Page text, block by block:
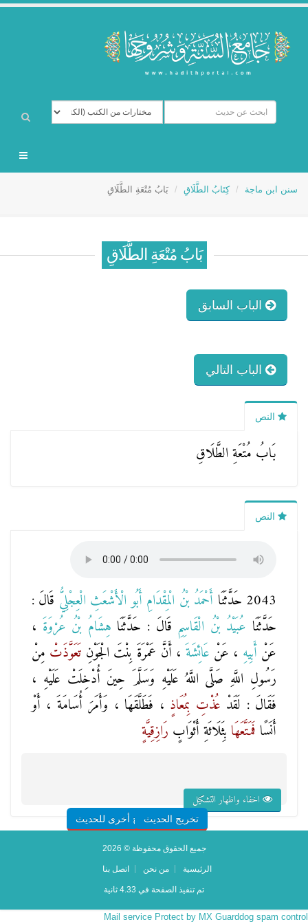
سنن ابن ماجة كِتَابُ الطَّلَاقِ بَابُ مُتْعَةِ الطَّلَاقِ
بَابُ مُتْعَةِ الطَّلَاقِ
الباب السابق
الباب التالي
النص
بَابُ مُتْعَةِ الطَّلَاقِ
النص
2043 حَدَّثَنَا أَحْمَدُ بْنُ الْمِقْدَامِ أَبُو الْأَشْعَثِ الْعِجْلِيُّ قَالَ :
حَدَّثَنَا عُبَيْدُ بْنُ الْقَاسِمِ قَالَ : حَدَّثَنَا هِشَامُ بْنُ عُرْوَةَ ،
عَنْ أَبِيهِ ، عَنْ عَائِشَةَ ، أَنَّ عَمْرَةَ بِنْتَ الْجَوْنِ تَعَوَّذَتْ مِنْ
رَسُولِ اللَّهِ صَلَّى اللَّهُ عَلَيْهِ وَسَلَّمَ حِينَ أُدْخِلَتْ عَلَيْهِ ،
فَقَالَ : لَقَدْ عُذْتِ بِمُعَاذٍ ، فَطَلَّقَهَا ، وَأَمَرَ أُسَامَةَ ، أَوْ
أَنَسًا فَمَتَّعَهَا بِثَلَاثَةِ أَثْوَابٍ رَازِقِيَّةٍ
اخفاء واظهار التشكيل
تخريج الحديثشروح أخرى للحديث
جميع الحقوق محفوظة © 2026
الرئيسية من نحن اتصل بنا
تم تنفيذ الصفحة في 4.33 ثانية
Mail service Protect by MX Guarddog spam control